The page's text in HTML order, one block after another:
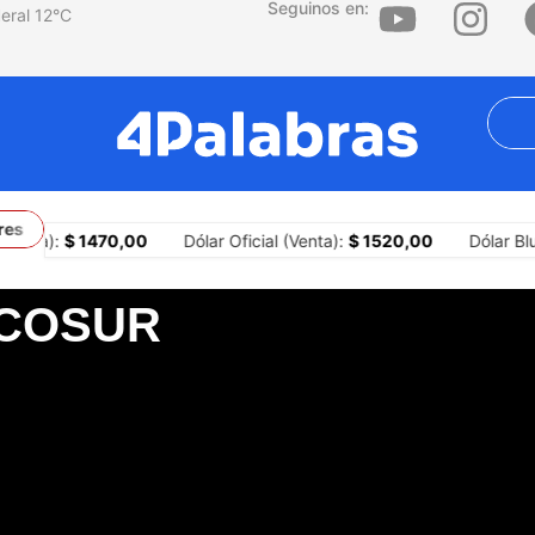
12°C Seguinos en:
y sigamos apostando por justicia social y salarios
$ 1470,00 Dólar Oficial (Venta):$ 1520,00 Dólar